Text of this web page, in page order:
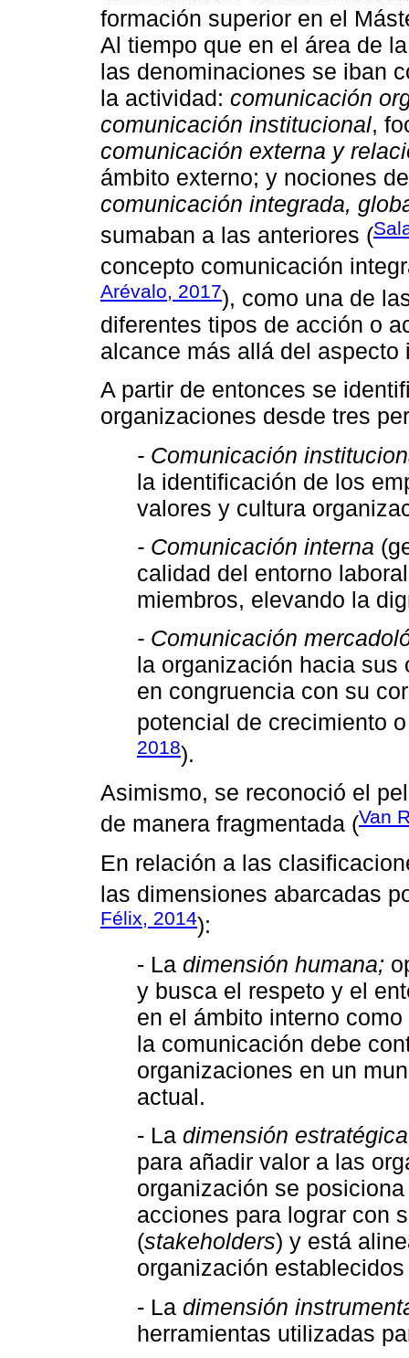
formación superior en el
Al tiempo que en el área de
las denominaciones se iban
la actividad: comunicación
comunicación institucional,
comunicación externa y
ámbito externo; y nociones
comunicación integrada,
sumaban a las anteriores (
concepto comunicación
Arévalo, 2017), como una de
diferentes tipos de acción o
alcance más allá del aspecto
A partir de entonces se
organizaciones desde tres
- Comunicación
la identificación de los
valores y cultura
- Comunicación interna
calidad del entorno
miembros, elevando la
- Comunicación
la organización hacia
en congruencia con su
potencial de crecimiento
2018).
Asimismo, se reconoció el
de manera fragmentada (Van
En relación a las
las dimensiones abarcadas
Félix, 2014):
- La dimensión humana;
y busca el respeto y el
en el ámbito interno
la comunicación debe
organizaciones en un
actual.
- La dimensión
para añadir valor a las
organización se
acciones para lograr con
(stakeholders) y está
organización
- La dimensión
herramientas utilizadas